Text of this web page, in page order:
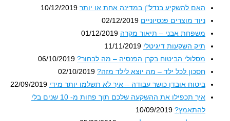
האם להשקיע בנדל"ן במדינה אחת או יותר 10/12/2019
ניוד מוצרים פנסיוניים 02/12/2019
משפחת אבני – תיאור מקרה 01/12/2019
תיק השקעות דיגיטלי 11/11/2019
מסלולי הביטוח בקרן הפנסיה – מה לבחור? 06/10/2019
חסכון לכל ילד – מה יוצא לילד מזה? 02/10/2019
ביטוח אובדן כושר עבודה – איך לא תשלמו יותר מידי 22/09/2019
איך תכפילו את ההשקעה שלכם תוך פחות מ- 10 שנים בלי
להתאמץ? 10/09/2019